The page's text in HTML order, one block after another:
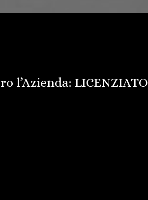
l’Azienda: LICENZIATO